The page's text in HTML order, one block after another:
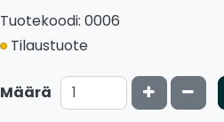
Tuotekoodi: 0006
Tilaustuote
Määrä Kasvata